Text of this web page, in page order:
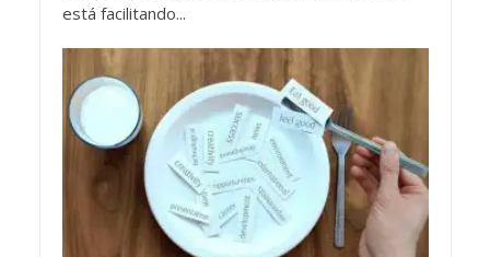
está facilitando...